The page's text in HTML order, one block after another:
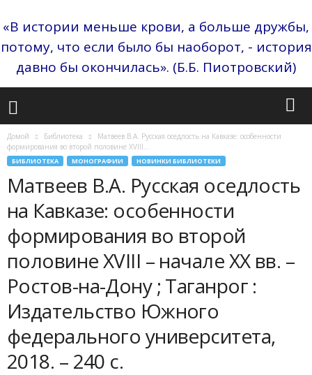
«В истории меньше крови, а больше дружбы,
потому, что если было бы наоборот, - история
давно бы окончилась». (Б.Б. Пиотровский)
Домой Библиотека
Матвеев В.А. Русская оседлость на Кавказе: особенности
формирования во второй половине XVIII...
БИБЛИОТЕКА МОНОГРАФИИ НОВИНКИ БИБЛИОТЕКИ
Матвеев В.А. Русская оседлость
на Кавказе: особенности
формирования во второй
половине XVIII – начале XX вв. –
Ростов-на-Дону ; Таганрог :
Издательство Южного
федерального университета,
2018. – 240 с.